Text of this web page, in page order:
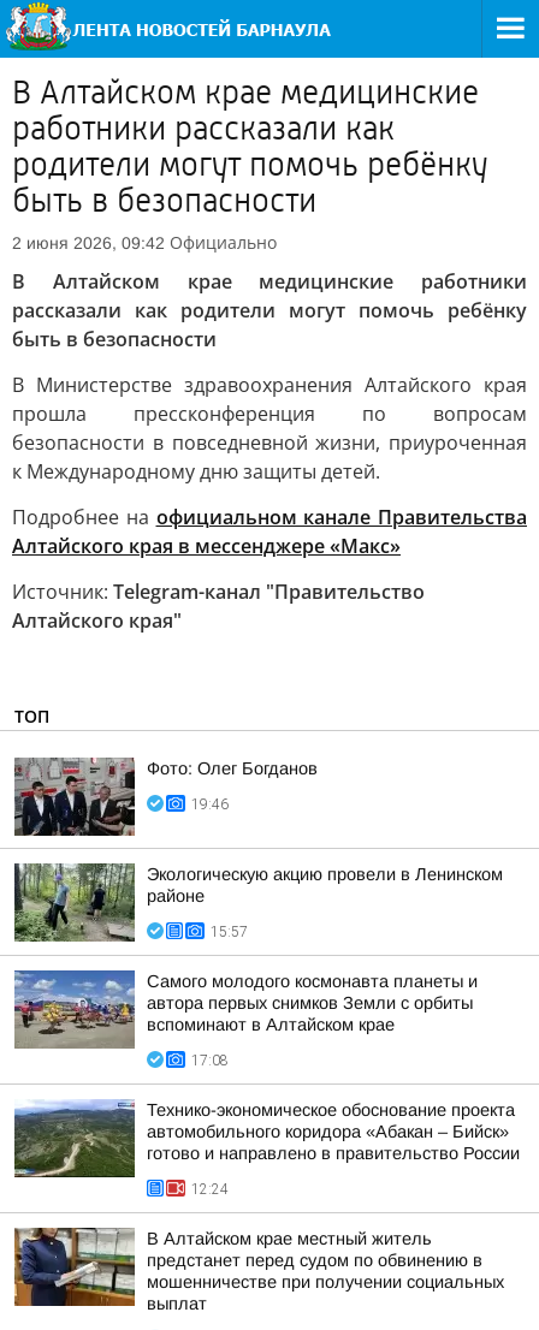
В Алтайском крае медицинские
работники рассказали как
родители могут помочь ребёнку
быть в безопасности
2 июня 2026, 09:42 Официально
В Алтайском крае медицинские работники
рассказали как родители могут помочь ребёнку
быть в безопасности
В Министерстве здравоохранения Алтайского края
прошла прессконференция по вопросам
безопасности в повседневной жизни, приуроченная
к Международному дню защиты детей.
Подробнее на официальном канале Правительства
Алтайского края в мессенджере «Макс»
Источник: Telegram-канал "Правительство
Алтайского края"
ТОП
Фото: Олег Богданов
19:46
Экологическую акцию провели в Ленинском
районе
15:57
Самого молодого космонавта планеты и
автора первых снимков Земли с орбиты
вспоминают в Алтайском крае
17:08
Технико-экономическое обоснование проекта
автомобильного коридора «Абакан – Бийск»
готово и направлено в правительство России
12:24
В Алтайском крае местный житель
предстанет перед судом по обвинению в
мошенничестве при получении социальных
выплат